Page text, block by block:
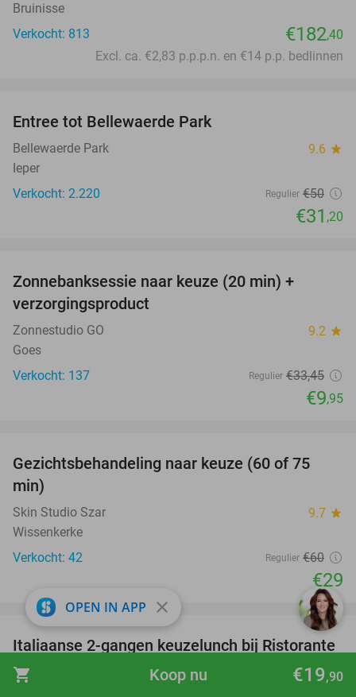
shopping_cart €19,90
Koop nu
Bruinisse
Verkocht: 813
€182,40
Excl. ca. €2,83 p.p.p.n. en €14 p.p. bedlinnen
Entree tot Bellewaerde Park
Bellewaerde Park 9.6 star
Ieper
Verkocht: 2.220
Regulier €50
€31 ,20
Zonnebanksessie naar keuze (20 min) +
verzorgingsproduct
Zonnestudio GO 9.2 star
Goes
Verkocht: 137
Regulier €33,45
€9,95
52%
Gezichtsbehandeling naar keuze (60 of 75
min)
Skin Studio Szar 9.7 star
Wissenkerke
Verkocht: 42
Regulier €60
€29
41%
favorite_border
Italiaanse 2-gangen keuzelunch bij Ristorante
Pizzeria La Vita Bella
OPEN IN APP close